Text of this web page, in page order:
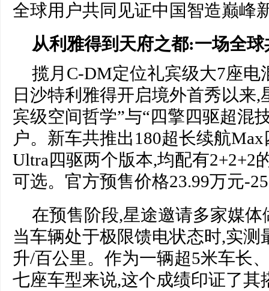
全球用户共同见证中国智造巅峰
从利雅得到天府之都:一场全
揽月C-DM定位礼宾级大7座电
日沙特利雅得开启境外首秀以来,
宾级空间哲学”与“四擎四驱超混
户。新车共推出180超长续航
Ultra四驱两个版本,均配有2+2+2
可选。官方预售价格23.99万元-
在预售阶段,星途邀请多家媒
当车辆处于极限馈电状态时,实测
升/百公里。作为一辆超5米车长
七座车型来说,这个成绩印证了其